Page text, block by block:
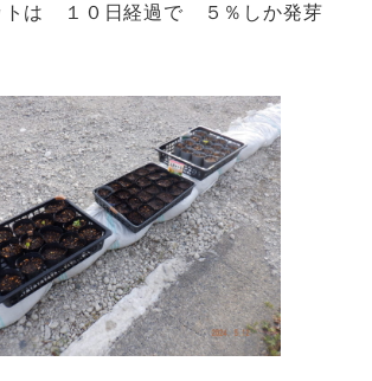
トは １０日経過で ５％しか発芽